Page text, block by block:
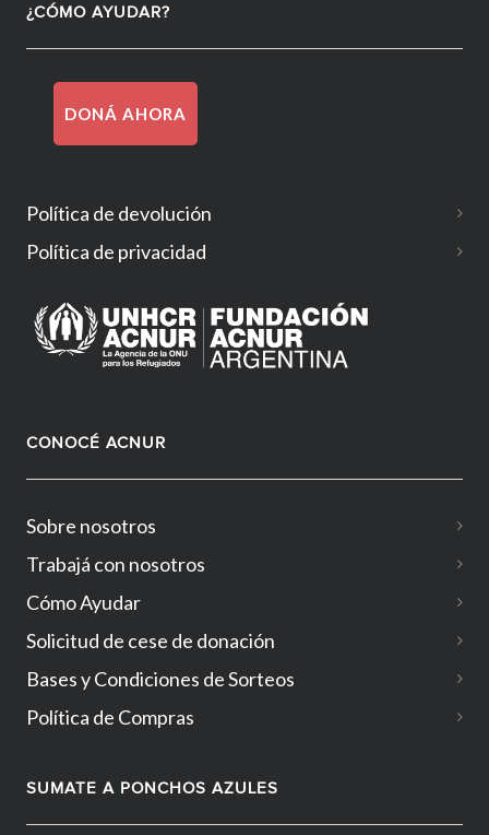
¿CÓMO AYUDAR?
DONÁ AHORA
Política de devolución
Política de privacidad
CONOCÉ ACNUR
Sobre nosotros
Trabajá con nosotros
Cómo Ayudar
Solicitud de cese de donación
Bases y Condiciones de Sorteos
Política de Compras
SUMATE A PONCHOS AZULES